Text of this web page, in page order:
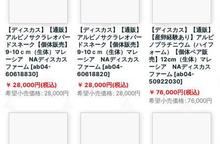
【ディスカス】【通販】
アルビノサクラレオパー
ドスネーク【個体販売】
9-10ｃｍ（生体）マレ
ーシア NAディスカス
ファーム [ab04-
60618830]
28,000円(税込)
希望小売価格: 28,000円
【ディスカス】【通販】
アルビノサクラレオパー
ドスネーク【個体販売】
9-10ｃｍ（生体）マレ
ーシア NAディスカス
ファーム [ab04-
60618820]
28,000円(税込)
希望小売価格: 28,000円
【ディスカス】【通販】
【産卵経験あり】アルビ
ノプラチニウム（ハイフ
ォーム）【個体ペア販
売】12cm（生体）マレ
ーシア NAディスカス
ファーム [ab04-
50922030]
76,000円(税込)
希望小売価格: 76,000円